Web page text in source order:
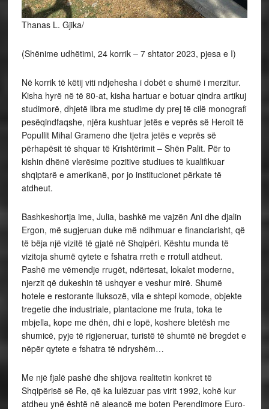
Thanas L. Gjika/
(Shënime udhëtimi, 24 korrik – 7 shtator 2023, pjesa e I)
Në korrik të këtij viti ndjehesha i dobët e shumë i merzitur.
Kisha hyrë në të 80-at, kisha hartuar e botuar qindra artikuj
studimorë, dhjetë libra me studime dy prej të cilë monografi
pesëqindfaqshe, njëra kushtuar jetës e veprës së Heroit të
Popullit Mihal Grameno dhe tjetra jetës e veprës së
përhapësit të shquar të Krishtërimit – Shën Palit. Për to
kishin dhënë vlerësime pozitive studiues të kualifikuar
shqiptarë e amerikanë, por jo institucionet përkate të
atdheut.
Bashkeshortja ime, Julia, bashkë me vajzën Ani dhe djalin
Ergon, më sugjeruan duke më ndihmuar e financiarisht, që
të bëja një vizitë të gjatë në Shqipëri. Kështu munda të
vizitoja shumë qytete e fshatra rreth e rrotull atdheut.
Pashë me vëmendje rrugët, ndërtesat, lokalet moderne,
njerzit që dukeshin të ushqyer e veshur mirë. Shumë
hotele e restorante lluksozë, vila e shtepi komode, objekte
tregetie dhe industriale, plantacione me fruta, toka te
mbjella, kope me dhën, dhi e lopë, koshere bletësh me
shumicë, pyje të rigjeneruar, turistë të shumtë në bregdet e
nëpër qytete e fshatra të ndryshëm…
Me një fjalë pashë dhe shijova realitetin konkret të
Shqipërisë së Re, që ka lulëzuar pas virit 1992, kohë kur
atdheu ynë është në aleancë me boten Perendimore Euro-